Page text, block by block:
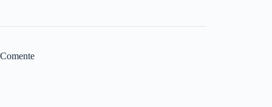
Comente